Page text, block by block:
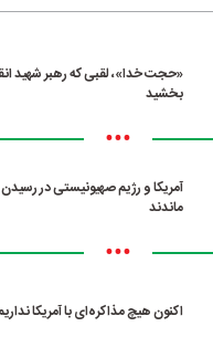
«حجت خدا»، لقبی که رهبر شهید
بخشید
•••
آمریکا و رژیم صهیونیستی در
ماندند
•••
اکنون هیچ مذاکره‌ای با آمریکا